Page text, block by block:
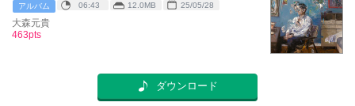
アルバム 06:43 12.0MB 25/05/28
大森元貴
463pts
ダウンロード